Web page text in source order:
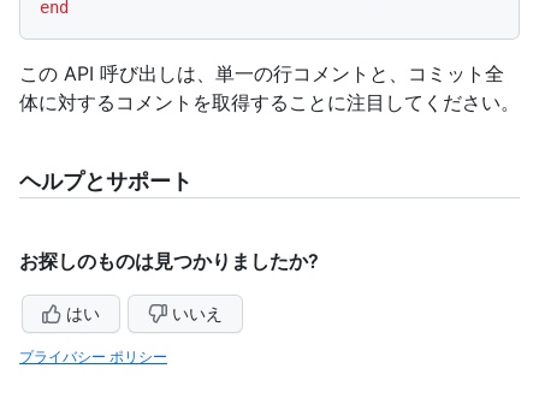
end
この API 呼び出しは、単一の行コメントと、コミット全
体に対するコメントを取得することに注目してください。
ヘルプとサポート
お探しのものは見つかりましたか?
はい いいえ
プライバシー ポリシー